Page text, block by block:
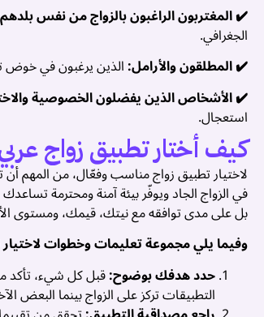
✔️ المغتربون الراغبون بالزواج من نفس
الجغرافي.
✔️ المطلقون والأرامل:الذين يرغبون في خوض
✔️ الأشخاص الذين يفضلون الخصوصية
استعجال.
كيف أختار تطبيق زواج
لاختيار تطبيق زواج مناسب وفعّال، من المهم
في الزواج الجاد ويوفّر بيئة آمنة ومحترمة
بل على مدى توافقه مع نيتك، قيمك، ومستوى
وفيما يلي مجموعة تعليمات وخطوات
حدد هدفك بوضوح:قبل كل شيء، تأكد
التطبيقات تركز على الزواج بينما البعض